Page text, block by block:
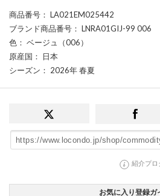
商品番号 ： LA021EM025442
ブランド商品番号 ： LNRA01GIJ-99 006
色 ： ベージュ（006）
原産国 ： 日本
シーズン ： 2026年 春夏
紹介プロ
お気に入り登録ガ